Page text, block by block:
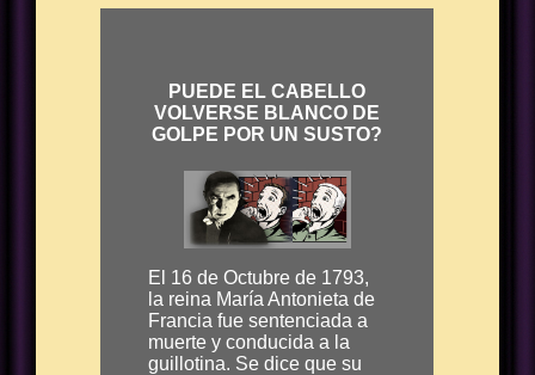
PUEDE EL CABELLO
VOLVERSE BLANCO DE
GOLPE POR UN SUSTO?
El 16 de Octubre de 1793,
la reina María Antonieta de
Francia fue sentenciada a
muerte y conducida a la
guillotina. Se dice que su